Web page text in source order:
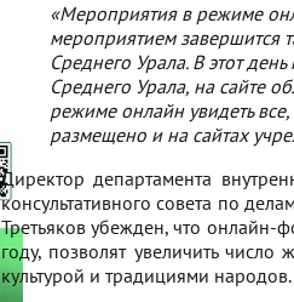
«Мероприятия в режиме
мероприятием завершится
Среднего Урала. В этот
Среднего Урала, на сайте
режиме онлайн увидеть
размещено и на сайтах
Директор департамента
консультативного совета по
Третьяков убежден, что
году, позволят увеличить
культурой и традициями народов.